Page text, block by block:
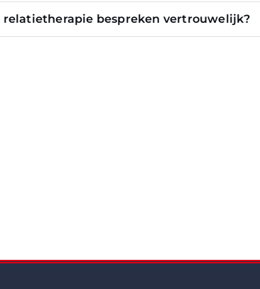
relatietherapie bespreken vertrouwelijk?